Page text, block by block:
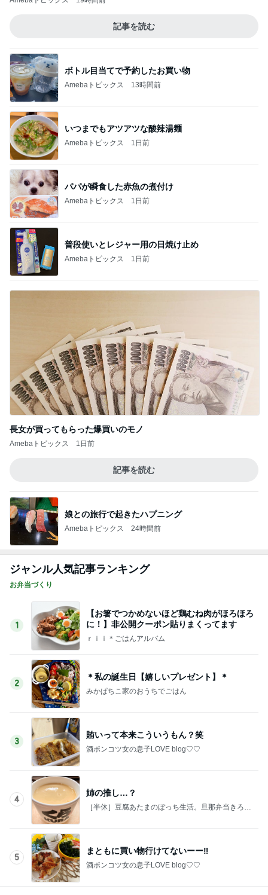
記事を読む
ボトル目当てで予約したお買い物
Amebaトピックス 13時間前
いつまでもアツアツな酸辣湯麺
Amebaトピックス 1日前
パパが瞬食した赤魚の煮付け
Amebaトピックス 1日前
普段使いとレジャー用の日焼け止め
Amebaトピックス 1日前
長女が買ってもらった爆買いのモノ
Amebaトピックス 1日前
記事を読む
娘との旅行で起きたハプニング
Amebaトピックス 24時間前
ジャンル人気記事ランキング
お弁当づくり
1
【お箸でつかめないほど鶏むね肉がほろほろ
に！】非公開クーポン貼りまくってます
ｒｉｉ＊ごはんアルバム
2
＊私の誕生日【嬉しいプレゼント】＊
みかぱちこ家のおうちでごはん
3
賄いって本来こういうもん？笑
酒ポンコツ女の息子LOVE blog♡♡
4
姉の推し…？
［半休］豆腐あたまのぼっち生活。旦那弁当きろく
5
まともに買い物行けてないーー‼︎
酒ポンコツ女の息子LOVE blog♡♡